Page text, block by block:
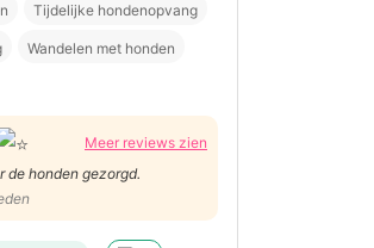
Tijdelijke hondenopvang
Wandelen met honden
Meer reviews zien
de honden gezorgd.